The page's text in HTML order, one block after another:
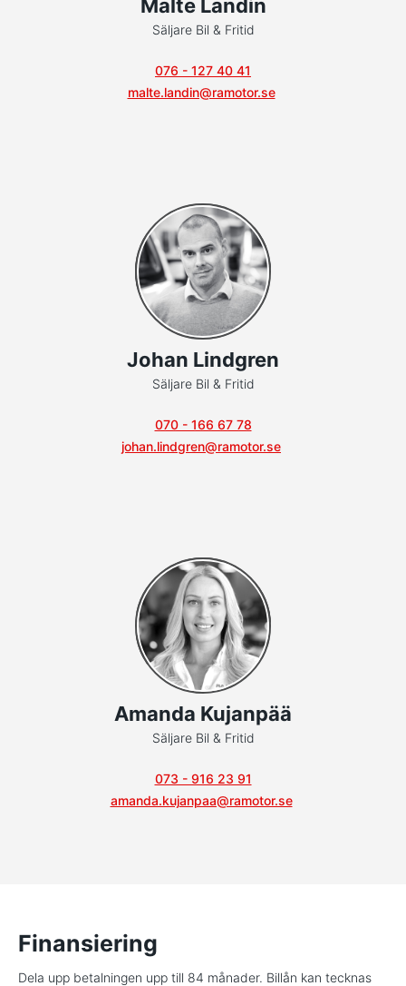
Malte Landin
Säljare Bil & Fritid
076 - 127 40 41
malte.landin@ramotor.se
Johan Lindgren
Säljare Bil & Fritid
070 - 166 67 78
johan.lindgren@ramotor.se
Amanda Kujanpää
Säljare Bil & Fritid
073 - 916 23 91
amanda.kujanpaa@ramotor.se
Finansiering
Dela upp betalningen upp till 84 månader. Billån kan tecknas